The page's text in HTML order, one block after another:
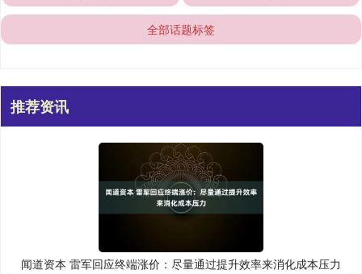
全部话题标签
推荐资讯
闻道资本 雷军回应终端涨价：尽量通过提升效率来消化成本压力